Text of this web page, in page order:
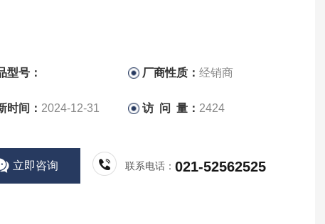
型号： 厂商性质：经销商
时间： 2024-12-31 访 问 量： 2424
立即咨询 联系电话：021-52562525